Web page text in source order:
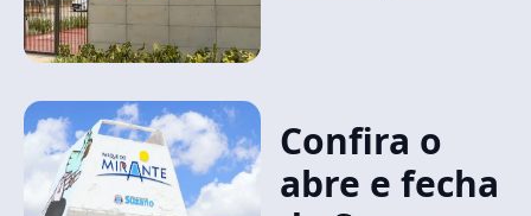
Confira o
abre e fecha